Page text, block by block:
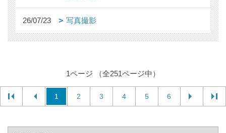
26/07/23 写真撮影
1ページ （全251ページ中）
1 2 3 4 5 6